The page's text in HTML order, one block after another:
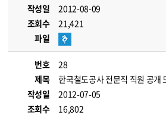
작성일
2012-08-09
조회수
21,421
파일
번호
28
제목
한국철도공사 전문직 직원 공개
작성일
2012-07-05
조회수
16,802